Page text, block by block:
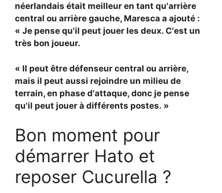
néerlandais était meilleur en tant qu'arrière
central ou arrière gauche, Maresca a ajouté :
« Je pense qu'il peut jouer les deux. C'est un
très bon joueur.
« Il peut être défenseur central ou arrière,
mais il peut aussi rejoindre un milieu de
terrain, en phase d'attaque, donc je pense
qu'il peut jouer à différents postes. »
Bon moment pour
démarrer Hato et
reposer Cucurella ?